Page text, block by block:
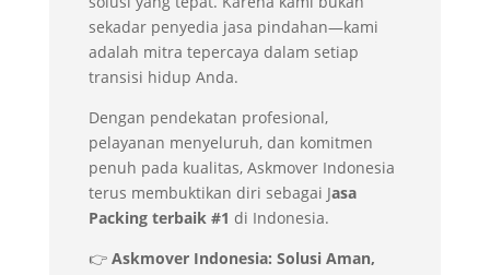
sekadar penyedia jasa pindahan—kami
adalah mitra tepercaya dalam setiap
transisi hidup Anda.
Dengan pendekatan profesional,
pelayanan menyeluruh, dan komitmen
penuh pada kualitas, Askmover Indonesia
terus membuktikan diri sebagai Jasa
Packing terbaik #1 di Indonesia.
👉 Askmover Indonesia: Solusi Aman,